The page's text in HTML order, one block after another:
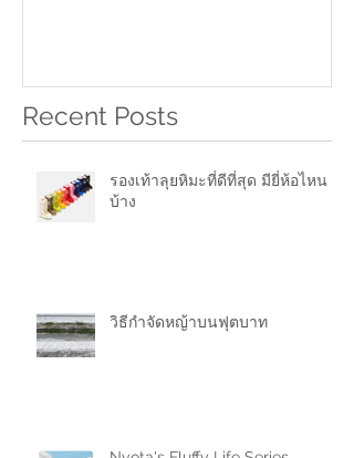
Recent Posts
รองเท้าลุยหิมะที่ดีที่สุด มียี่ห้อไหน
บ้าง
วิธีกำจัดหญ้าบนฟุตบาท